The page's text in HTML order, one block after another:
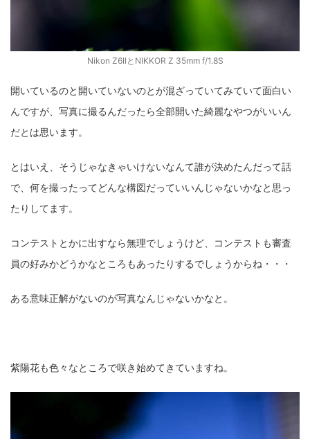
Nikon Z6IIとNIKKOR Z 35mm f/1.8S
開いているのと開いていないのとが混ざっていてみていて面白い
んですが、写真に撮るんだったら全部開いた綺麗なやつがいいん
だとは思います。
とはいえ、そうじゃなきゃいけないなんて誰が決めたんだって話
で、何を撮ったってどんな構図だっていいんじゃないかなと思っ
たりしてます。
コンテストとかに出すなら無理でしょうけど、コンテストも審査
員の好みかどうかなところもあったりするでしょうからね・・・
ある意味正解がないのが写真なんじゃないかなと。
紫陽花も色々なところで咲き始めてきていますね。